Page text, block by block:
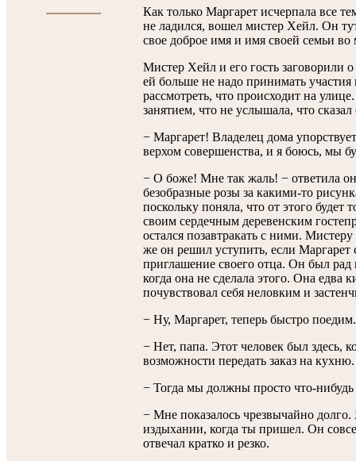
Как только Маргарет исчерпала все
не ладился, вошел мистер Хейл. Он
свое доброе имя и имя своей семьи
Мистер Хейл и его гость заговорили
ей больше не надо принимать
рассмотреть, что происходит на
занятием, что не услышала, что
− Маргарет! Владелец дома
верхом совершенства, и я боюсь, мы
− О боже! Мне так жаль! − ответила
безобразные розы за какими-то
поскольку поняла, что от этого будет
своим сердечным деревенским
остался позавтракать с ними.
же он решил уступить, если
приглашение своего отца. Он был
когда она не сделала этого. Она едва
почувствовал себя неловким и
− Ну, Маргарет, теперь быстро
− Нет, папа. Этот человек был здесь,
возможности передать заказ на кухню.
− Тогда мы должны просто что-
− Мне показалось чрезвычайно
издыхании, когда ты пришел. Он
отвечал кратко и резко.